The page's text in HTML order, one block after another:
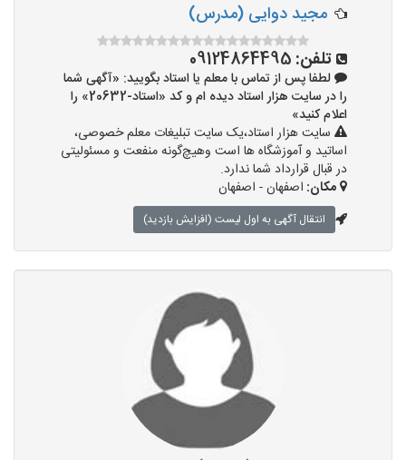
مجید دوایی (مدرس)
تلفن: 09124864495
لطفا پس از تماس با معلم یا استاد بگویید: «آگهی شما
را در سایت هزار استاد دیده ام و کد «استاد-20632» را
اعلام کنید»
سایت هزار استاد،یک سایت تبلیغات معلم خصوصی،
اساتید و آموزشگاه ها است وهیچ‌گونه منفعت و مسئولیتی
در قبال قرارداد شما ندارد.
مکان: اصفهان - اصفهان
انتقال آگهی به اول لیست (افزایش بازدید)